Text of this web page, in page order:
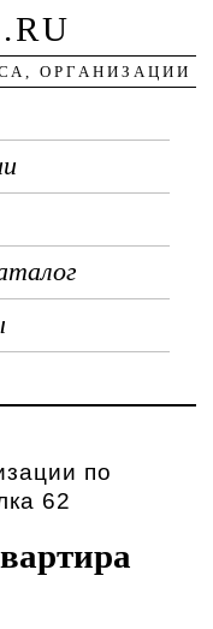
ОРГАНИЗАЦИИ
по
62